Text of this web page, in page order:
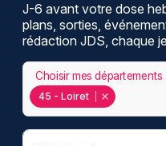
J-6 avant votre dose
plans, sorties,
rédaction JDS, chaque
45 - Loiret
Choisir mes départements